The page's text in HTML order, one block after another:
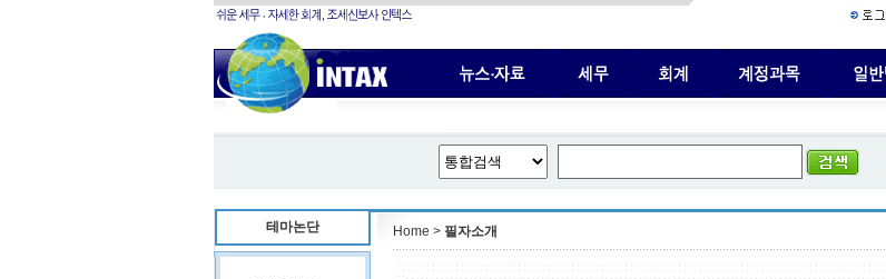
테마논단 Home > 필자소개